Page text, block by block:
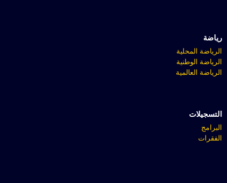
رياضة
الرياضة المحلية
الرياضة الوطنية
الرياضة العالمية
التسجيلات
البرامج
الفقرات